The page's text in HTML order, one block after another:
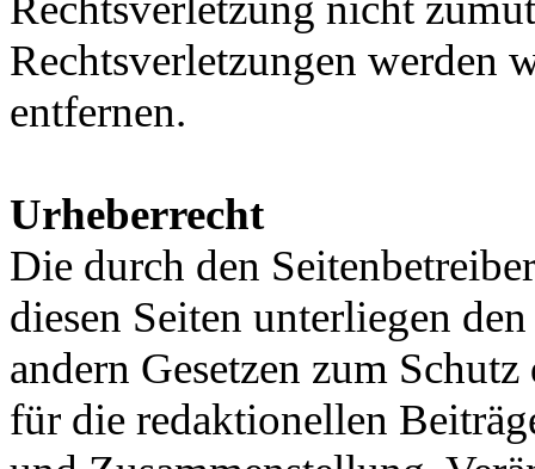
Rechtsverletzungen werden
entfernen.
Urheberrecht
Die durch den
diesen Seiten unterliegen
andern Gesetzen zum
für die redaktionellen